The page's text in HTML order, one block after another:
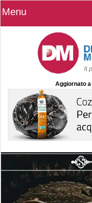
Menu
Aggiornato a